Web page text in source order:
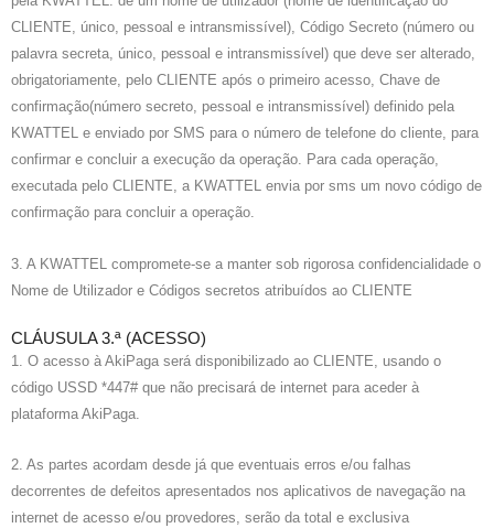
CLIENTE, único, pessoal e intransmissível), Código Secreto (número ou
palavra secreta, único, pessoal e intransmissível) que deve ser alterado,
obrigatoriamente, pelo CLIENTE após o primeiro acesso, Chave de
confirmação(número secreto, pessoal e intransmissível) definido pela
KWATTEL e enviado por SMS para o número de telefone do cliente, para
confirmar e concluir a execução da operação. Para cada operação,
executada pelo CLIENTE, a KWATTEL envia por sms um novo código de
confirmação para concluir a operação.
3. A KWATTEL compromete-se a manter sob rigorosa confidencialidade o
Nome de Utilizador e Códigos secretos atribuídos ao CLIENTE
CLÁUSULA 3.ª (ACESSO)
1. O acesso à AkiPaga será disponibilizado ao CLIENTE, usando o
código USSD *447# que não precisará de internet para aceder à
plataforma AkiPaga.
2. As partes acordam desde já que eventuais erros e/ou falhas
decorrentes de defeitos apresentados nos aplicativos de navegação na
internet de acesso e/ou provedores, serão da total e exclusiva